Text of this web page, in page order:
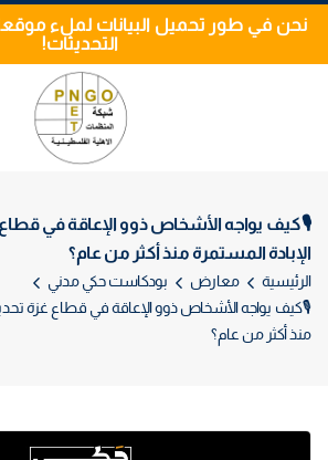
نحن في طور تحميل البيانات لملء موقعنا
التحديثات!
🎙كيف يواجه الأشخاص ذوو الإعاقة في
الإبادة المستمرة منذ أكثر من عام؟
الرئيسية معارض
بودكاست حكي مدني
🎙كيف يواجه الأشخاص ذوو الإعاقة في قطاع غزة
منذ أكثر من عام؟